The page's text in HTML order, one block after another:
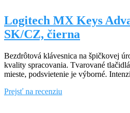
1000W
viacúčelový
vysávač
Logitech MX Keys
SK/CZ, čierna
Bezdrôtová klávesnica na špičkovej
kvality spracovania. Tvarované
mieste, podsvietenie je výborné.
Prejsť na recenziu